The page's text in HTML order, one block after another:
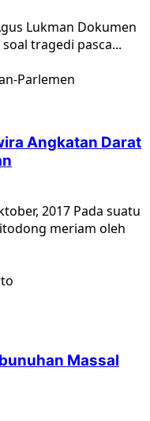
Lukman Dokumen
tragedi pasca...
Angkatan Darat
2017 Pada suatu
meriam oleh
Massal